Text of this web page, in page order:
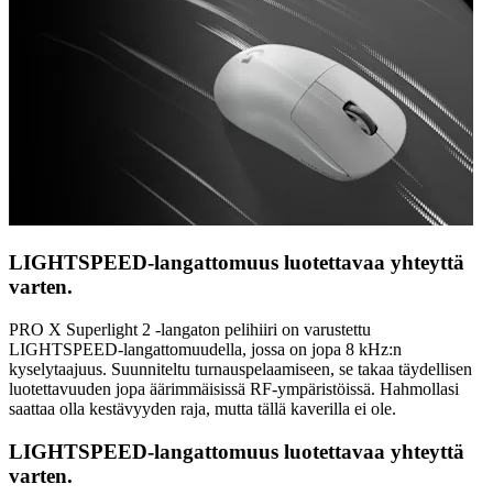
LIGHTSPEED-langattomuus luotettavaa yhteyttä
varten.
PRO X Superlight 2 -langaton pelihiiri on varustettu
LIGHTSPEED-langattomuudella, jossa on jopa 8 kHz:n
kyselytaajuus. Suunniteltu turnauspelaamiseen, se takaa täydellisen
luotettavuuden jopa äärimmäisissä RF-ympäristöissä. Hahmollasi
saattaa olla kestävyyden raja, mutta tällä kaverilla ei ole.
LIGHTSPEED-langattomuus luotettavaa yhteyttä
varten.